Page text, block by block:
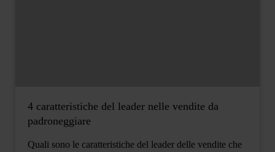
4 caratteristiche del leader nelle vendite da
padroneggiare
Quali sono le caratteristiche del leader delle vendite che